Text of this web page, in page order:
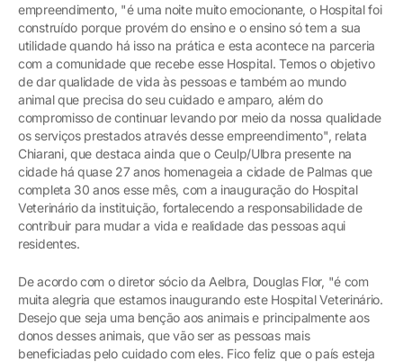
empreendimento, "é uma noite muito emocionante, o Hospital foi
construído porque provém do ensino e o ensino só tem a sua
utilidade quando há isso na prática e esta acontece na parceria
com a comunidade que recebe esse Hospital. Temos o objetivo
de dar qualidade de vida às pessoas e também ao mundo
animal que precisa do seu cuidado e amparo, além do
compromisso de continuar levando por meio da nossa qualidade
os serviços prestados através desse empreendimento", relata
Chiarani, que destaca ainda que o Ceulp/Ulbra presente na
cidade há quase 27 anos homenageia a cidade de Palmas que
completa 30 anos esse mês, com a inauguração do Hospital
Veterinário da instituição, fortalecendo a responsabilidade de
contribuir para mudar a vida e realidade das pessoas aqui
residentes.
De acordo com o diretor sócio da Aelbra, Douglas Flor, "é com
muita alegria que estamos inaugurando este Hospital Veterinário.
Desejo que seja uma benção aos animais e principalmente aos
donos desses animais, que vão ser as pessoas mais
beneficiadas pelo cuidado com eles. Fico feliz que o país esteja